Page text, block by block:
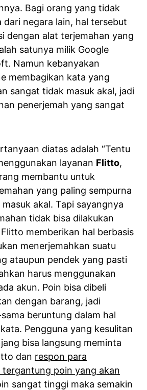
Bagi orang yang tidak
dari negara lain, hal tersebut
dengan alat terjemahan yang
satunya milik Google
Namun kebanyakan
membagikan kata yang
sangat tidak masuk akal, jadi
penerjemah yang sangat
diatas adalah “Tentu
layanan Flitto,
membantu untuk
yang paling sempurna
akal. Tapi sayangnya
tidak bisa dilakukan
memberikan hal berbasis
menerjemahkan suatu
ataupun pendek yang pasti
harus menggunakan
akun. Poin bisa dibeli
dengan barang, jadi
beruntung dalam hal
Pengguna yang kesulitan
bisa langsung meminta
dan respon para
tergantung poin yang akan
sangat tinggi maka semakin